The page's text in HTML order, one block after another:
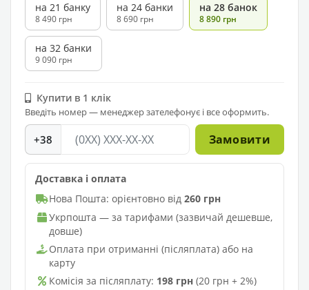
на 21 банку
8 490 грн
на 24 банки
8 690 грн
на 28 банок
8 890 грн
на 32 банки
9 090 грн
Купити в 1 клік
Введіть номер — менеджер зателефонує і все оформить.
+38 Замовити
Доставка і оплата
Нова Пошта: орієнтовно від 260 грн
Укрпошта — за тарифами (зазвичай дешевше,
довше)
Оплата при отриманні (післяплата) або на
карту
Комісія за післяплату: 198 грн (20 грн + 2%)